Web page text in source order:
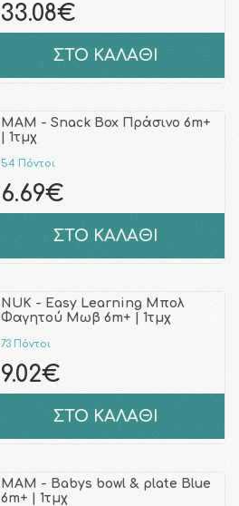
33.08€
ΣΤΟ ΚΑΛΑΘΙ
MAM - Snack Box Πράσινο 6m+
| 1τμχ
54 Πόντοι
6.69€
ΣΤΟ ΚΑΛΑΘΙ
NUK - Easy Learning Μπολ
Φαγητού Μωβ 6m+ | 1τμχ
73 Πόντοι
9.02€
ΣΤΟ ΚΑΛΑΘΙ
MAM - Babys bowl & plate Blue
6m+ | 1τμχ